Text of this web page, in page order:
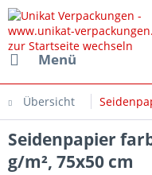
Menü
Übersicht
Seidenpapier
g/m², 75x50 cm